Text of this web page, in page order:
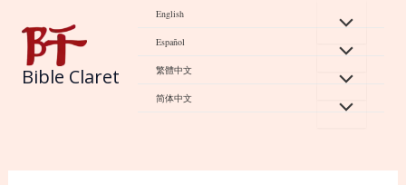
content
Bible Claret
English
Español
繁體中文
简体中文